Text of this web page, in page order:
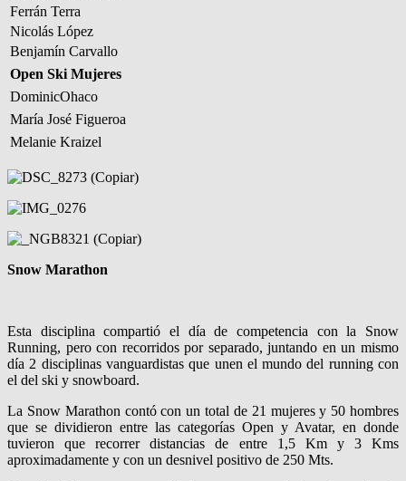
Ferrán Terra
Nicolás López
Benjamín Carvallo
Open Ski Mujeres
DominicOhaco
María José Figueroa
Melanie Kraizel
Snow Marathon
Esta disciplina compartió el día de competencia con la Snow
Running, pero con recorridos por separado, juntando en un mismo
día 2 disciplinas vanguardistas que unen el mundo del running con
el del ski y snowboard.
La Snow Marathon contó con un total de 21 mujeres y 50 hombres
que se dividieron entre las categorías Open y Avatar, en donde
tuvieron que recorrer distancias de entre 1,5 Km y 3 Kms
aproximadamente y con un desnivel positivo de 250 Mts.